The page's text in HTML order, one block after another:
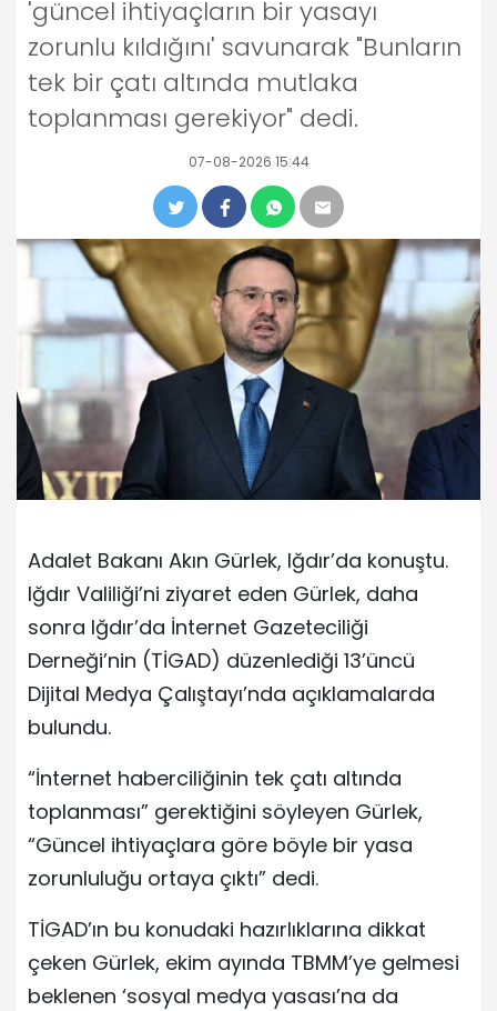
'güncel ihtiyaçların bir yasayı
zorunlu kıldığını' savunarak "Bunların
tek bir çatı altında mutlaka
toplanması gerekiyor" dedi.
07-08-2026 15:44
Adalet Bakanı Akın Gürlek, Iğdır’da konuştu.
Iğdır Valiliği’ni ziyaret eden Gürlek, daha
sonra Iğdır’da İnternet Gazeteciliği
Derneği’nin (TİGAD) düzenlediği 13’üncü
Dijital Medya Çalıştayı’nda açıklamalarda
bulundu.
“İnternet haberciliğinin tek çatı altında
toplanması” gerektiğini söyleyen Gürlek,
“Güncel ihtiyaçlara göre böyle bir yasa
zorunluluğu ortaya çıktı” dedi.
TİGAD’ın bu konudaki hazırlıklarına dikkat
çeken Gürlek, ekim ayında TBMM’ye gelmesi
beklenen ‘sosyal medya yasası’na da